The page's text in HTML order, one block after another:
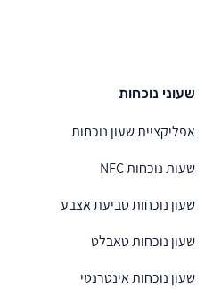
שעוני נוכחות
אפליקציית שעון נוכחות
שעות נוכחות NFC
שעון נוכחות טביעת אצבע
שעון נוכחות טאבלט
שעון נוכחות אינטרנטי